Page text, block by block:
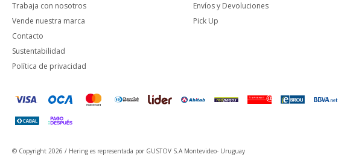
Trabaja con nosotros
Vende nuestra marca
Contacto
Sustentabilidad
Política de privacidad
Envíos y Devoluciones
Pick Up
© Copyright 2026 / Hering es representada por GUSTOV S.A Montevideo- Uruguay